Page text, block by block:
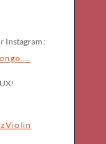
Instagram :